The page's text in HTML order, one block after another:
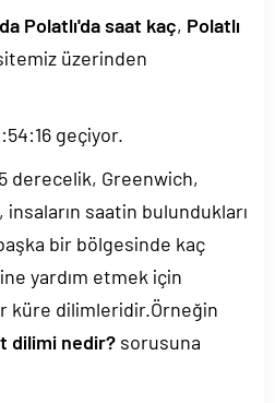
Polatlı'da saat kaç, Polatlı
üzerinden
geçiyor.
derecelik, Greenwich,
saatin bulundukları
bir bölgesinde kaç
yardım etmek için
küre dilimleridir.Örneğin
dilimi nedir? sorusuna